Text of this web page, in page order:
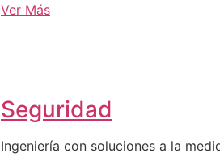
Ver Más
Seguridad
Ingeniería con soluciones a la